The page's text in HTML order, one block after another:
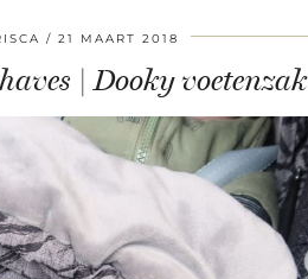
21 MAART 2018
| Dooky voetenzak